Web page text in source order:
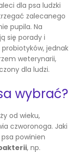
dla psa ludzki
zalecanego
pupila. Na
się porady i
jednak
weterynarii,
dla ludzi.
wybrać?
od wieku,
czworonoga. Jaki
powinien
, np.